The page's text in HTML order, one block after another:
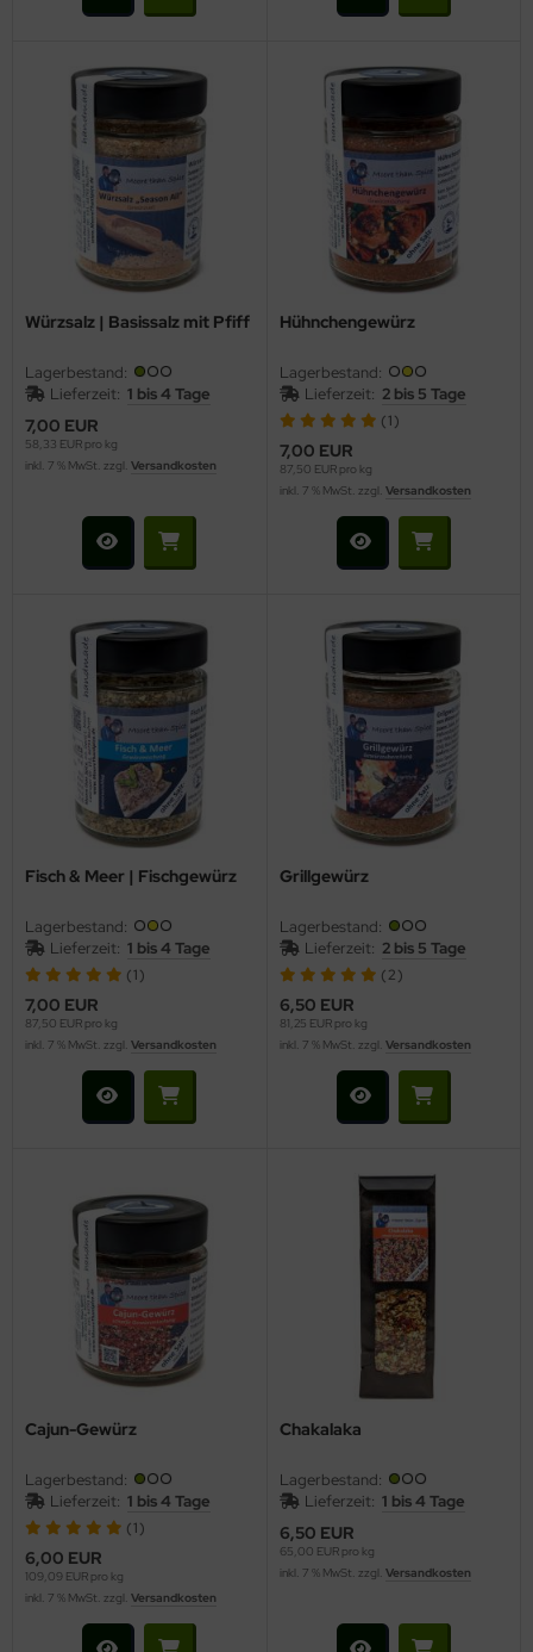
Würzsalz | Basissalz mit Pfiff
Lagerbestand:
Lieferzeit: 1 bis 4 Tage
7,00 EUR
58,33 EUR pro kg
inkl. 7 % MwSt. zzgl. Versandkosten
Hühnchengewürz
Lagerbestand:
Lieferzeit: 2 bis 5 Tage
(1)
7,00 EUR
87,50 EUR pro kg
inkl. 7 % MwSt. zzgl. Versandkosten
Fisch & Meer | Fischgewürz
Lagerbestand:
Lieferzeit: 1 bis 4 Tage
(1)
7,00 EUR
87,50 EUR pro kg
inkl. 7 % MwSt. zzgl. Versandkosten
Grillgewürz
Lagerbestand:
Lieferzeit: 2 bis 5 Tage
(2)
6,50 EUR
81,25 EUR pro kg
inkl. 7 % MwSt. zzgl. Versandkosten
Cajun-Gewürz
Lagerbestand:
Lieferzeit: 1 bis 4 Tage
(1)
6,00 EUR
109,09 EUR pro kg
inkl. 7 % MwSt. zzgl. Versandkosten
Chakalaka
Lagerbestand:
Lieferzeit: 1 bis 4 Tage
6,50 EUR
65,00 EUR pro kg
inkl. 7 % MwSt. zzgl. Versandkosten